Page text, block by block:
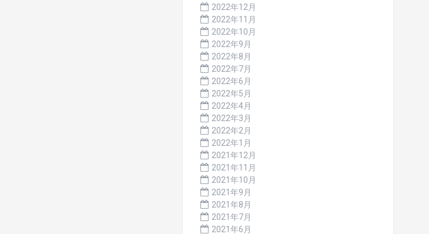
2022年12月
2022年11月
2022年10月
2022年9月
2022年8月
2022年7月
2022年6月
2022年5月
2022年4月
2022年3月
2022年2月
2022年1月
2021年12月
2021年11月
2021年10月
2021年9月
2021年8月
2021年7月
2021年6月